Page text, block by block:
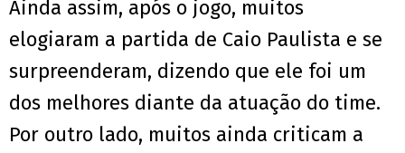
Ainda assim, após o jogo, muitos
elogiaram a partida de Caio Paulista e se
surpreenderam, dizendo que ele foi um
dos melhores diante da atuação do time.
Por outro lado, muitos ainda criticam a